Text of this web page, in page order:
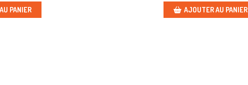
PANIER AJOUTER AU PANIER